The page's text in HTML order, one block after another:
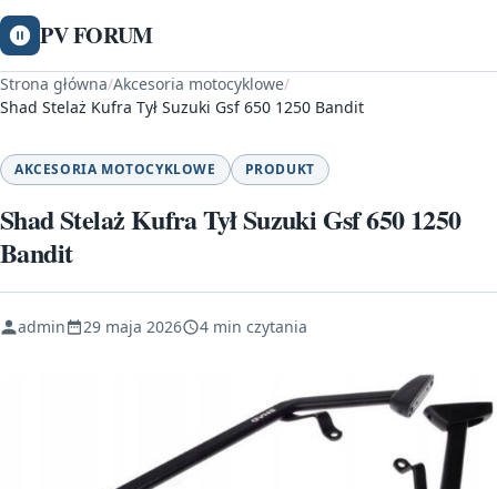
PV FORUM
Strona główna/Akcesoria motocyklowe/
Shad Stelaż Kufra Tył Suzuki Gsf 650 1250 Bandit
AKCESORIA MOTOCYKLOWE PRODUKT
Shad Stelaż Kufra Tył Suzuki Gsf 650 1250
Bandit
admin 29 maja 2026 4 min czytania